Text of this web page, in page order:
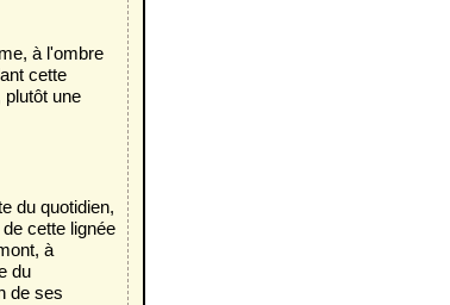
à l'ombre
cette
une
du quotidien,
cette lignée
à
du
de ses